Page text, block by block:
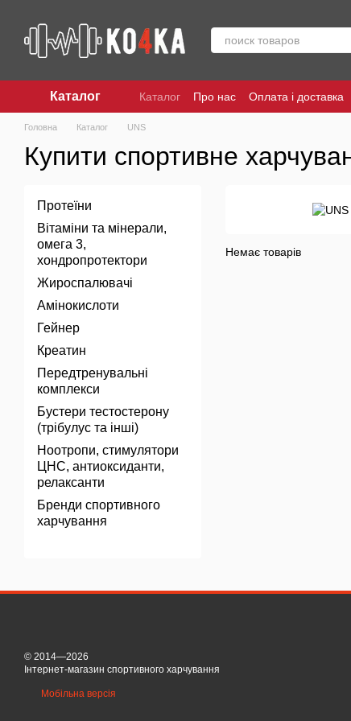
Каталог Каталог Про нас Оплата і доставка
Головна Каталог UNS
Купити спортивне
Немає товарів
Протеїни
Вітаміни та мінерали,
омега 3,
хондропротектори
Жироспалювачі
Амінокислоти
Гейнер
Креатин
Передтренувальні
комплекси
Бустери тестостерону
(трібулус та інші)
Ноотропи, стимулятори
ЦНС, антиоксиданти,
релаксанти
Бренди спортивного
харчування
© 2014—2026
Інтернет-магазин спортивного харчування
Мобільна версія